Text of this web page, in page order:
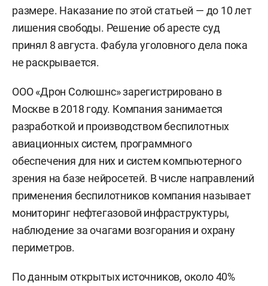
размере. Наказание по этой статьей — до 10 лет
лишения свободы. Решение об аресте суд
принял 8 августа. Фабула уголовного дела пока
не раскрывается.
ООО «Дрон Солюшнс» зарегистрировано в
Москве в 2018 году. Компания занимается
разработкой и производством беспилотных
авиационных систем, программного
обеспечения для них и систем компьютерного
зрения на базе нейросетей. В числе направлений
применения беспилотников компания называет
мониторинг нефтегазовой инфраструктуры,
наблюдение за очагами возгорания и охрану
периметров.
По данным открытых источников, около 40%